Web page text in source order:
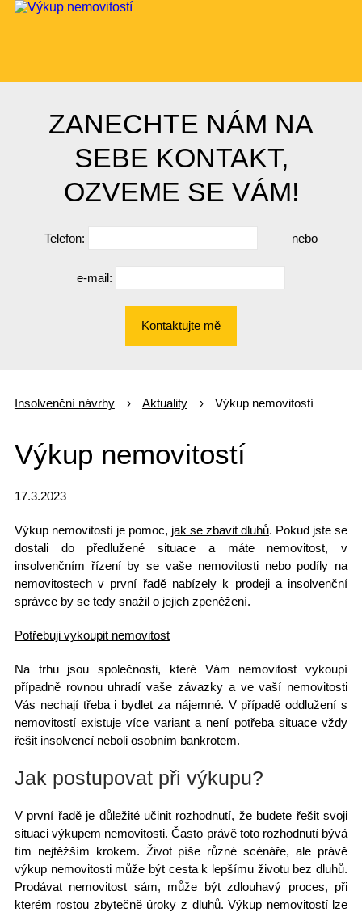
ZANECHTE NÁM NA
SEBE KONTAKT,
OZVEME SE VÁM!
Telefon: nebo
e-mail:
Kontaktujte mě
Insolvenční návrhy Aktuality Výkup nemovitostí
Výkup nemovitostí
17.3.2023
Výkup nemovitostí je pomoc, jak se zbavit dluhů. Pokud jste se
dostali do předlužené situace a máte nemovitost, v
insolvenčním řízení by se vaše nemovitosti nebo podíly na
nemovitostech v první řadě nabízely k prodeji a insolvenční
správce by se tedy snažil o jejich zpeněžení.
Potřebuji vykoupit nemovitost
Na trhu jsou společnosti, které Vám nemovitost vykoupí
případně rovnou uhradí vaše závazky a ve vaší nemovitosti
Vás nechají třeba i bydlet za nájemné. V případě oddlužení s
nemovitostí existuje více variant a není potřeba situace vždy
řešit insolvencí neboli osobním bankrotem.
Jak postupovat při výkupu?
V první řadě je důležité učinit rozhodnutí, že budete řešit svoji
situaci výkupem nemovitosti. Často právě toto rozhodnutí bývá
tím nejtěžším krokem. Život píše různé scénáře, ale právě
výkup nemovitosti může být cesta k lepšímu životu bez dluhů.
Prodávat nemovitost sám, může být zdlouhavý proces, při
kterém rostou zbytečně úroky z dluhů. Výkup nemovitostí lze